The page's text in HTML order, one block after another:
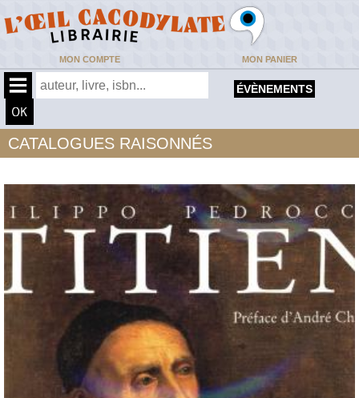
MON COMPTE MON PANIER
ÉVÈNEMENTS
CATALOGUES RAISONNÉS